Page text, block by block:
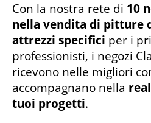
Con la nostra rete di 10
nella vendita di pitture
attrezzi specifici per i
professionisti, i negozi
ricevono nelle migliori
accompagnano nella
tuoi progetti.